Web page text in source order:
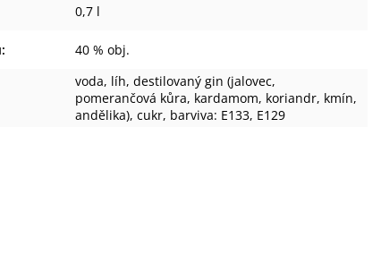
0,7 l
: 40 % obj.
voda, líh, destilovaný gin (jalovec,
pomerančová kůra, kardamom, koriandr, kmín,
andělika), cukr, barviva: E133, E129